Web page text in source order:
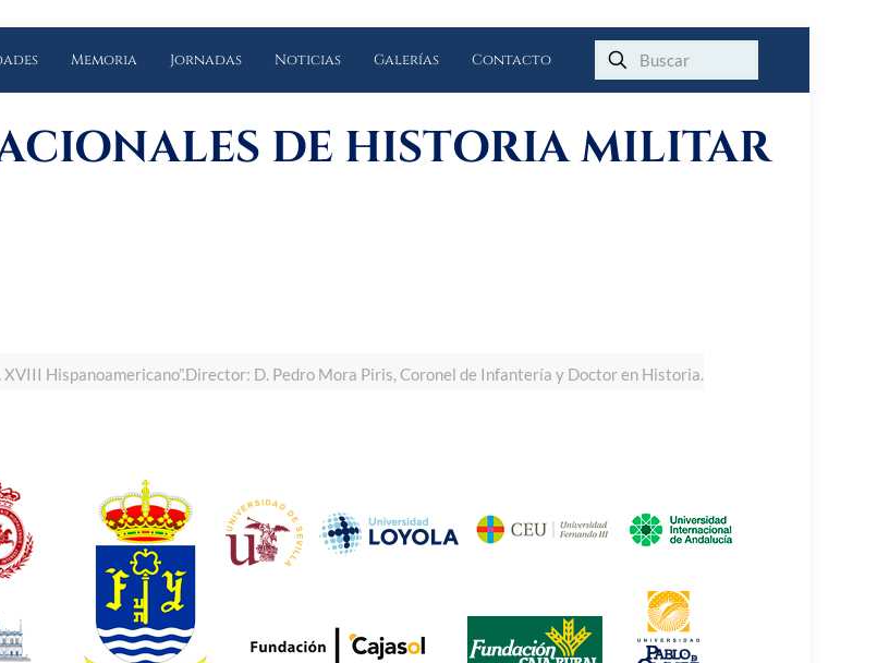
Memoria Jornadas Noticias Galerías Contacto
DE HISTORIA MILITAR
Hispanoamericano”.Director: D. Pedro Mora Piris, Coronel de Infantería y Doctor en Historia.